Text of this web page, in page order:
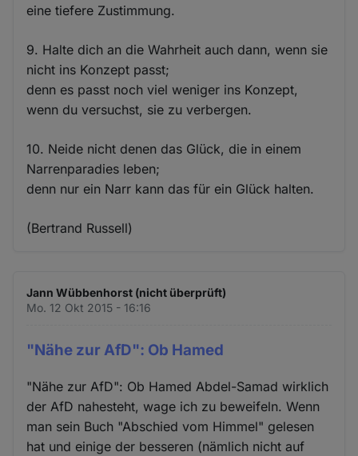
eine tiefere Zustimmung.
9. Halte dich an die Wahrheit auch dann, wenn sie
nicht ins Konzept passt;
denn es passt noch viel weniger ins Konzept,
wenn du versuchst, sie zu verbergen.
10. Neide nicht denen das Glück, die in einem
Narrenparadies leben;
denn nur ein Narr kann das für ein Glück halten.
(Bertrand Russell)
Jann Wübbenhorst (nicht überprüft)
Mo. 12 Okt 2015 - 16:16
"Nähe zur AfD": Ob Hamed
"Nähe zur AfD": Ob Hamed Abdel-Samad wirklich
der AfD nahesteht, wage ich zu beweifeln. Wenn
man sein Buch "Abschied vom Himmel" gelesen
hat und einige der besseren (nämlich nicht auf